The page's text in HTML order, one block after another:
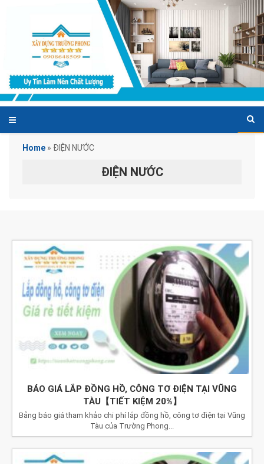
Home » ĐIỆN NƯỚC
ĐIỆN NƯỚC
BÁO GIÁ LẮP ĐỒNG HỒ, CÔNG TƠ ĐIỆN TẠI VŨNG
TÀU【TIẾT KIỆM 20%】
Bảng báo giá tham khảo chi phí lắp đồng hồ, công tơ điện tại Vũng
Tàu của Trường Phong...